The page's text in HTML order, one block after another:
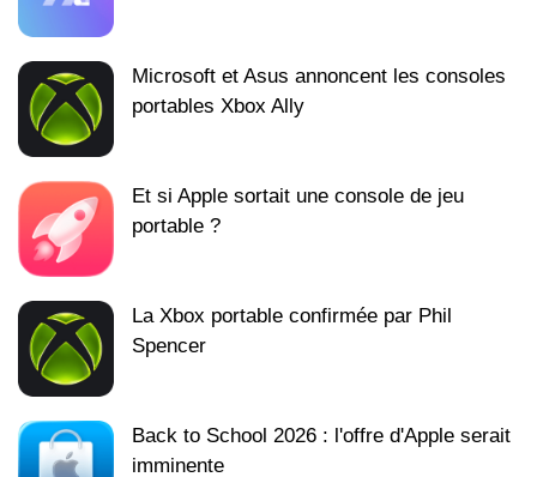
Microsoft et Asus annoncent les consoles
portables Xbox Ally
Et si Apple sortait une console de jeu
portable ?
La Xbox portable confirmée par Phil
Spencer
Back to School 2026 : l'offre d'Apple serait
imminente